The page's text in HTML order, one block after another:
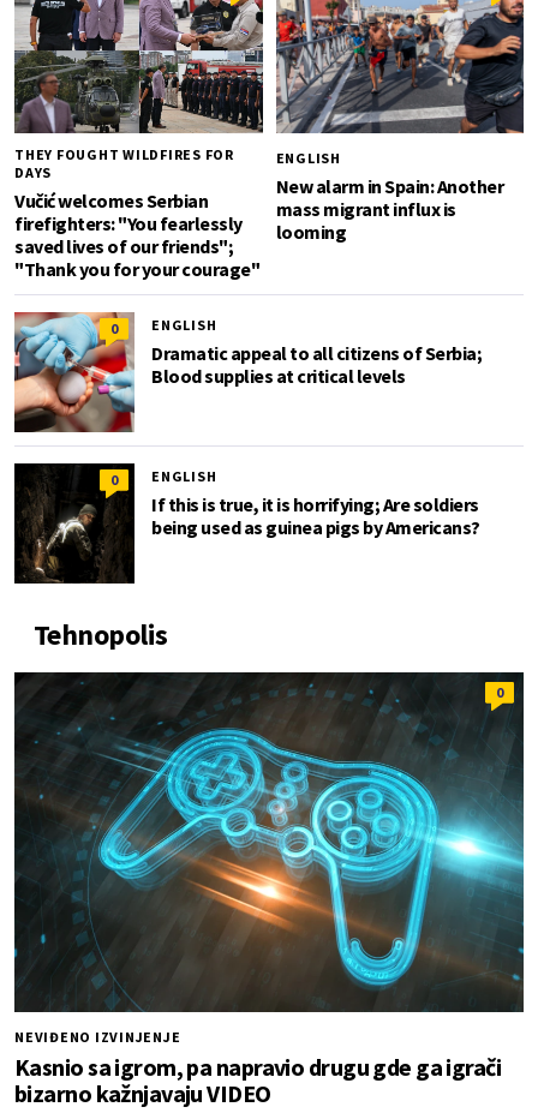
THEY FOUGHT WILDFIRES FOR
DAYS
Vučić welcomes Serbian
firefighters: "You fearlessly
saved lives of our friends";
"Thank you for your courage"
ENGLISH
New alarm in Spain: Another
mass migrant influx is
looming
0 ENGLISH
Dramatic appeal to all citizens of Serbia;
Blood supplies at critical levels
0 ENGLISH
If this is true, it is horrifying; Are soldiers
being used as guinea pigs by Americans?
Tehnopolis
0
NEVIĐENO IZVINJENJE
Kasnio sa igrom, pa napravio drugu gde ga igrači
bizarno kažnjavaju VIDEO